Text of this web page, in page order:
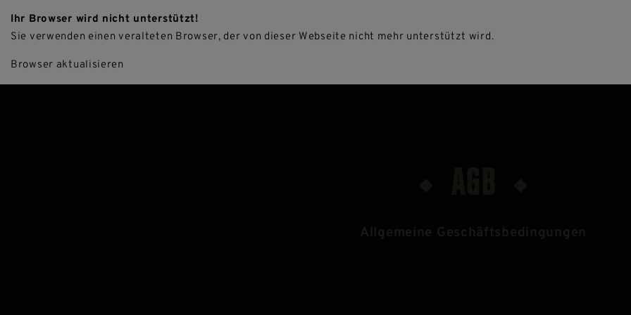
Allgemeine Geschäftsbedingungen
Ihr Browser wird nicht unterstützt!
Sie verwenden einen veralteten Browser, der von dieser Webseite nicht mehr unterstützt wird.
Browser aktualisieren